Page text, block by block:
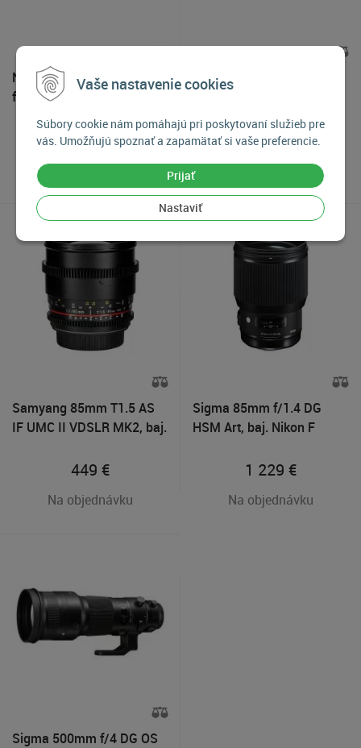
Vaše nastavenie cookies
Súbory cookie nám pomáhajú pri poskytovaní služieb pre
vás. Umožňujú spoznať a zapamätať si vaše preferencie.
Prijať
Nastaviť
Nikon AF-S Nikkor 500mm
f/4E FL ED VR
11 449 €
Na objednávku
Nikon AF-S Nikkor 800mm
1.25E ED
20 199€
Na objednávku
Samyang 85mm T1.5 AS
IF UMC II VDSLR MK2, baj.
449 €
Na objednávku
Sigma 85mm f/1.4 DG
HSM Art, baj. Nikon F
1 229 €
Na objednávku
Sigma 500mm f/4 DG OS